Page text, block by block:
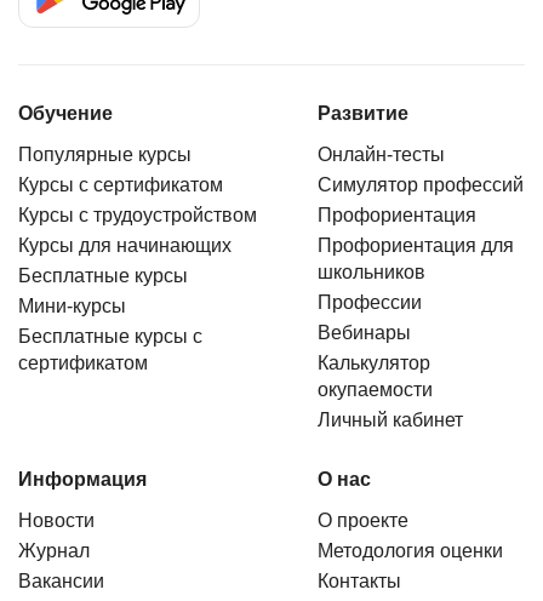
Обучение
Популярные курсы
Курсы с сертификатом
Курсы с трудоустройством
Курсы для начинающих
Бесплатные курсы
Мини-курсы
Бесплатные курсы с
сертификатом
Развитие
Онлайн-тесты
Симулятор профессий
Профориентация
Профориентация для
школьников
Профессии
Вебинары
Калькулятор
окупаемости
Личный кабинет
Информация
Новости
Журнал
Вакансии
О нас
О проекте
Методология оценки
Контакты